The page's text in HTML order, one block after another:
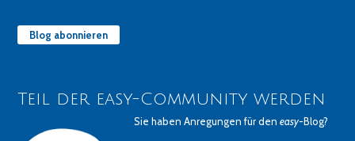
Blog abonnieren
Teil der easy-Community werden
Sie haben Anregungen für deneasy-Blog?